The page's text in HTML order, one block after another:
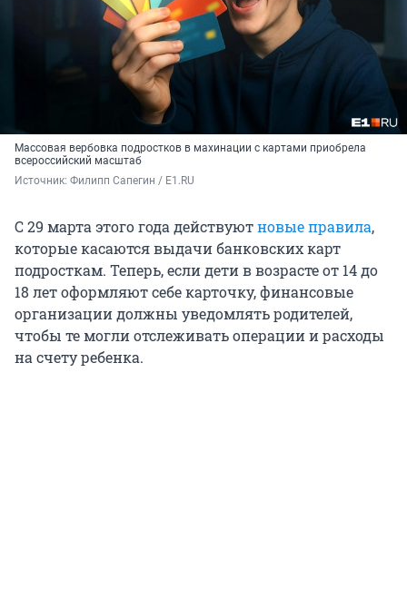
Массовая вербовка подростков в махинации с картами приобрела
всероссийский масштаб
Источник: Филипп Сапегин / E1.RU
С 29 марта этого года действуютновые правила,
которые касаются выдачи банковских карт
подросткам. Теперь, если дети в возрасте от 14 до
18 лет оформляют себе карточку, финансовые
организации должны уведомлять родителей,
чтобы те могли отслеживать операции и расходы
на счету ребенка.